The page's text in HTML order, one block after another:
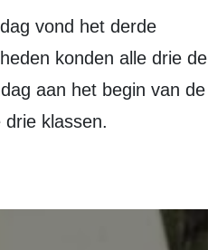
konden alle drie de
aan het begin van de
klassen.